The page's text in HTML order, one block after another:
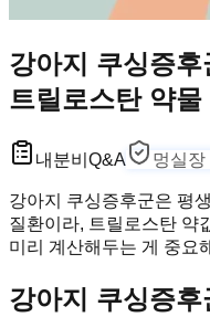
강아지 쿠싱증
트릴로스탄 약
내분비 Q&A 멍실장
강아지 쿠싱증후군은 평
질환이라, 트릴로스탄 약
미리 계산해두는 게 중요
강아지 쿠싱증